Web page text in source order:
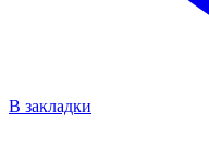
В закладки